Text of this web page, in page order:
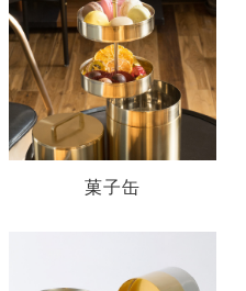
菓子缶